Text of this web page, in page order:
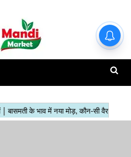
हाजिर मंडियों के ताजा रेट | देखें इस
रिपोर्ट में